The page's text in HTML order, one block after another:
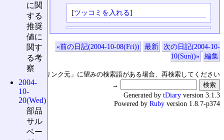
[ツッコミを入れる]
«前の日記(2004-10-08(Fri)) 最新
次の日記(2004-10-
10(Sun))»
編集
↑の「本日のリンク元」に望みの検索語がある場合、再検索してください
→
に関
する
推奨
値に
関す
る考
察
2004-
10-
20(Wed)
部品
サル
ベー
Generated by tDiary version 3.1.3
Powered by Ruby version 1.8.7-p374